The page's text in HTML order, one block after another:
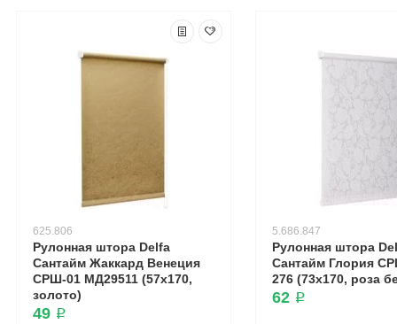
625.806
Рулонная штора Delfa
Сантайм Жаккард Венеция
СРШ-01 МД29511 (57x170,
золото)
49 ₽
5.686.847
Рулонная штора
Сантайм Глория
276 (73x170, роза
62 ₽